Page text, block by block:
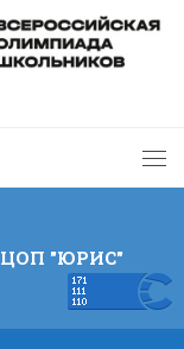
ЦОП "ЮРИС"